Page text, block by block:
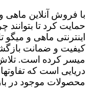
با فروش آنلاین ماهی
حمایت کرد تا
اینترنتی ماهی و
کیفیت و ضمانت
میسر کرده است. تلاش
دریایی است که
محصولات موجود در